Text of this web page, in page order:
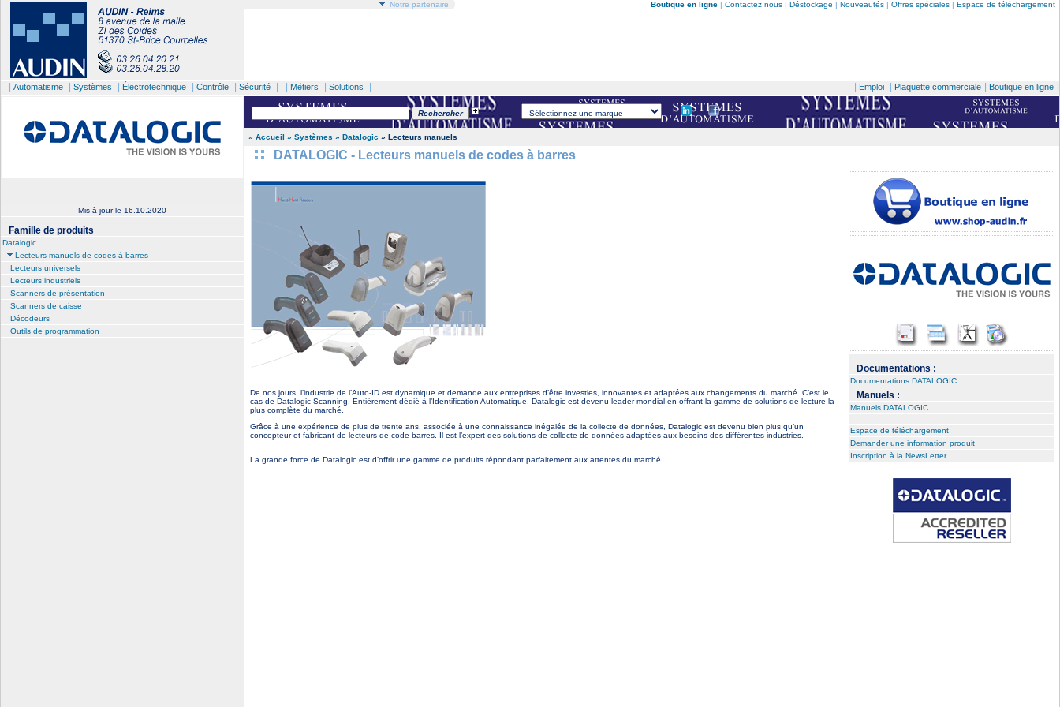
Notre partenaire Boutique en ligne | Contactez nous | Déstockage | Nouveautés | Offres spéciales | Espace de téléchargement
Emploi Plaquette commerciale Boutique en ligne
Automatisme Systèmes Électrotechnique Contrôle Sécurité Métiers Solutions
Mis à jour le 16.10.2020
Famille de produits
Datalogic
Lecteurs manuels de codes à barres
Lecteurs universels
Lecteurs industriels
Scanners de présentation
Scanners de caisse
Décodeurs
Outils de programmation
» Accueil » Systèmes » Datalogic » Lecteurs manuels
DATALOGIC - Lecteurs manuels de codes à barres
De nos jours, l’industrie de l’Auto-ID est dynamique et demande aux entreprises d’être investies, innovantes et adaptées aux changements du marché. C’est le
cas de Datalogic Scanning. Entièrement dédié à l’Identification Automatique, Datalogic est devenu leader mondial en offrant la gamme de solutions de lecture la
plus complète du marché.
Grâce à une expérience de plus de trente ans, associée à une connaissance inégalée de la collecte de données, Datalogic est devenu bien plus qu’un
concepteur et fabricant de lecteurs de code-barres. Il est l’expert des solutions de collecte de données adaptées aux besoins des différentes industries.
La grande force de Datalogic est d’offrir une gamme de produits répondant parfaitement aux attentes du marché.
Documentations :
Documentations DATALOGIC
Manuels :
Manuels DATALOGIC
Espace de téléchargement
Demander une information produit
Inscription à la NewsLetter